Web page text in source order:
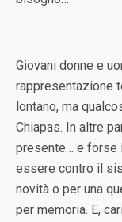
Giovani donne e
rappresentazione
lontano, ma
Chiapas. In altre
presente… e forse
essere contro il
novità o per una
per memoria. E,